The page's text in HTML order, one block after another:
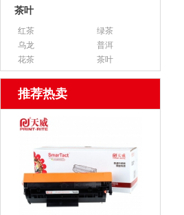
茶叶
红茶
绿茶
乌龙
普洱
花茶
茶叶
推荐热卖